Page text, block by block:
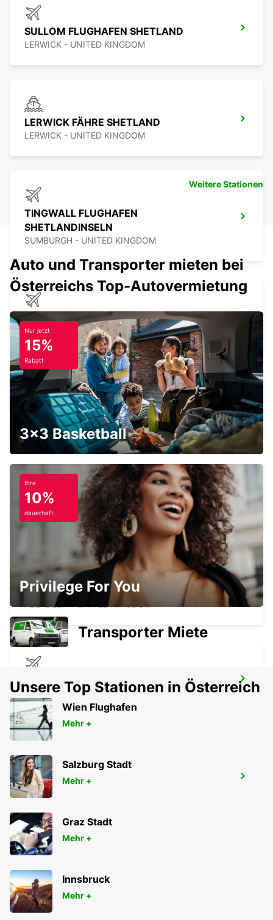
SULLOM FLUGHAFEN SHETLAND
LERWICK - UNITED KINGDOM
LERWICK FÄHRE SHETLAND
LERWICK - UNITED KINGDOM
TINGWALL FLUGHAFEN
SHETLANDINSELN
SUMBURGH - UNITED KINGDOM
SUMBURGH FLUGHAFEN SHETLAND
SUMBURGH - UNITED KINGDOM
ORKNEY KIRKWALL
KIRKWALL - UNITED KINGDOM
ORKNEY KIRKWALL FLUGHAFEN
KIRKWALL - UNITED KINGDOM
ABERDEEN FLUGHAFEN
ABERDEEN - UNITED KINGDOM
INVERNESS FLUGHAFEN
INVERNESS - UNITED KINGDOM
BERGEN APT FLESLAND MEET AND
GREET
BERGEN - NORWAY
Weitere Stationen
Auto und Transporter mieten bei
Österreichs Top-Autovermietung
Nur jetzt
15%
Rabatt
3x3 Basketball
Ihre
10%
dauerhaft
Privilege For You
Transporter Miete
Unsere Top Stationen in Österreich
Wien Flughafen
Mehr +
Salzburg Stadt
Mehr +
Graz Stadt
Mehr +
Innsbruck
Mehr +